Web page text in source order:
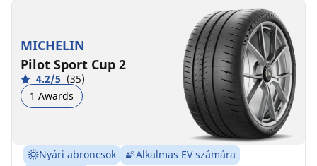
MICHELIN
Pilot Sport Cup 2
4.2/5 (35)
1 Awards
Nyári abroncsok
Alkalmas EV számára